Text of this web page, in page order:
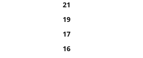
21
19
17
16